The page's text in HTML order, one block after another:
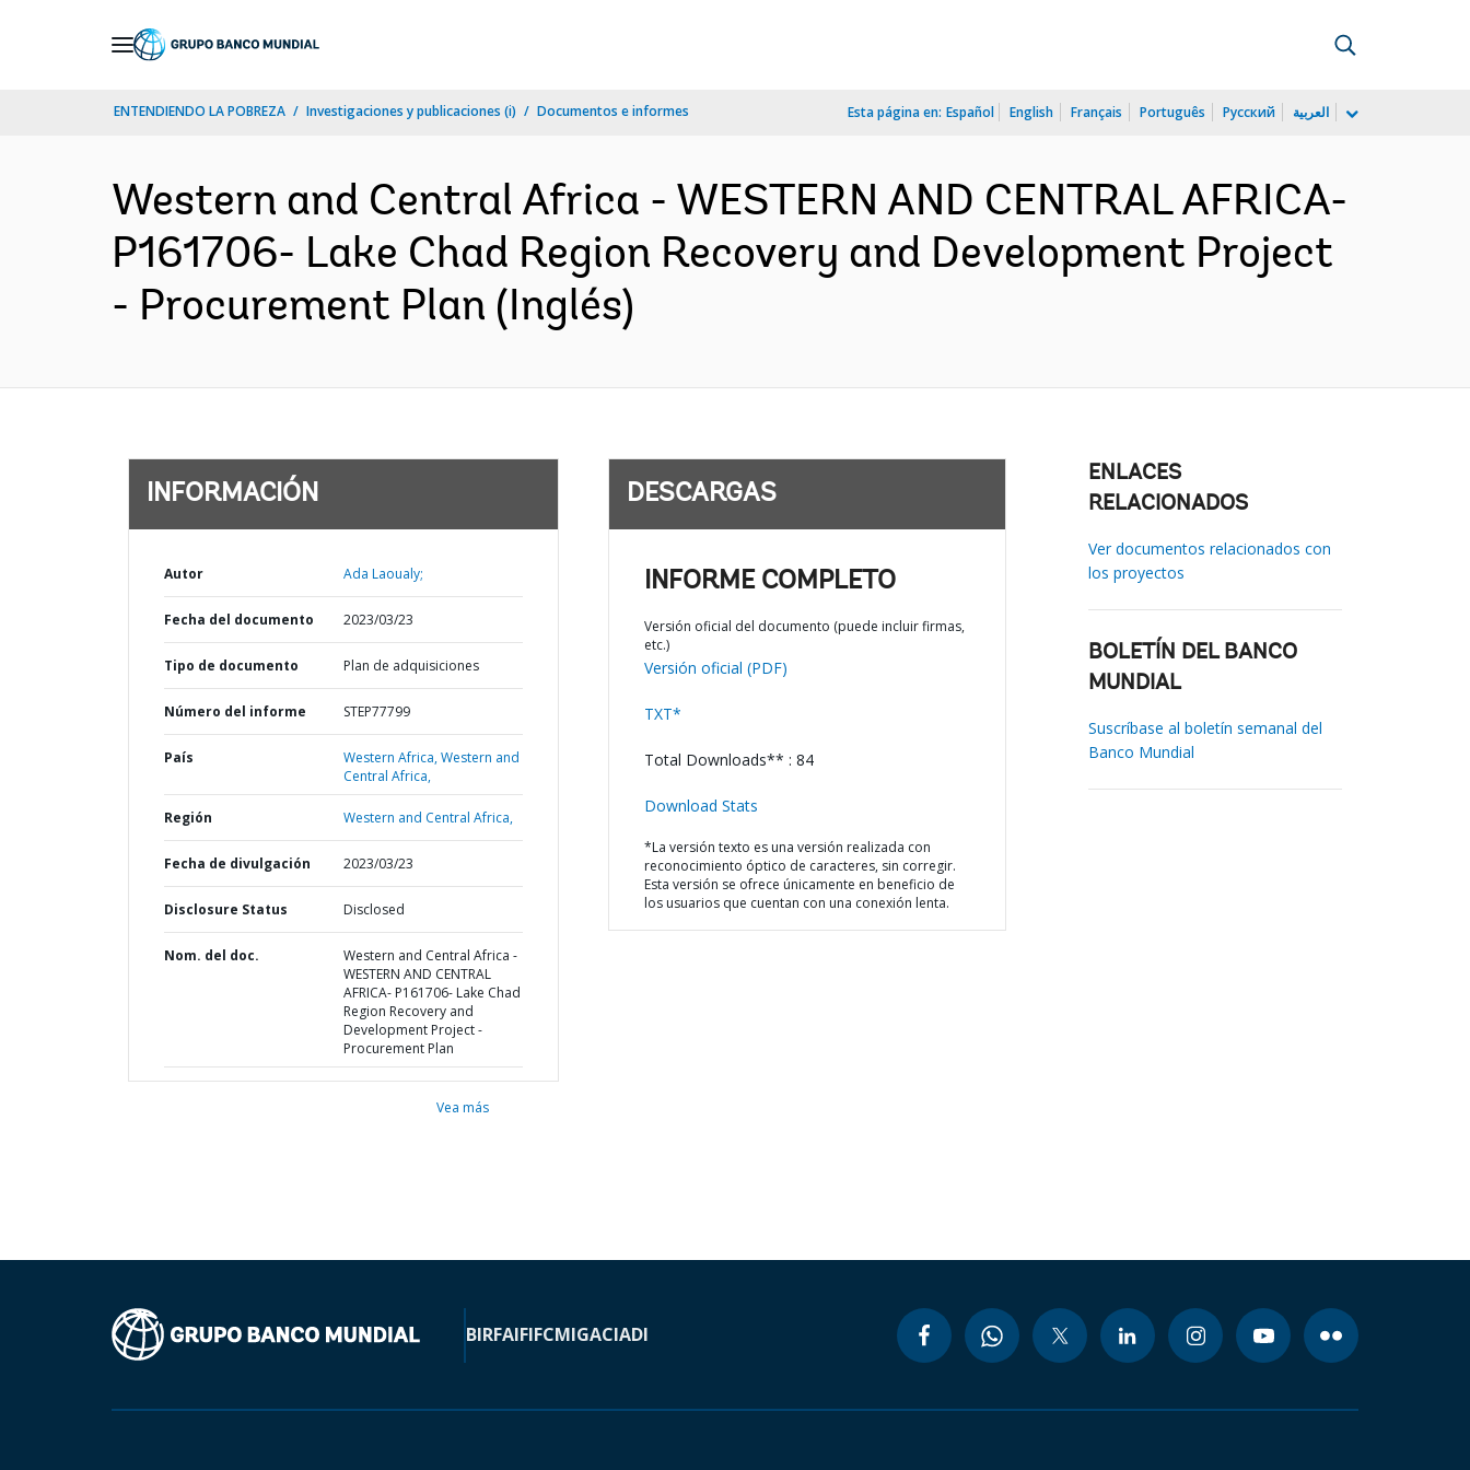
ENTENDIENDO LA POBREZA Investigaciones y publicaciones (i) Documentos e informes Esta página en: Español English Français Português Русский العربية
Western and Central Africa - WESTERN AND CENTRAL AFRICA-
P161706- Lake Chad Region Recovery and Development Project
- Procurement Plan (Inglés)
INFORMACIÓN
Autor Ada Laoualy;
Fecha del documento 2023/03/23
Tipo de documento Plan de adquisiciones
Número del informe STEP77799
País Western Africa,Western and
Central Africa,
Región Western and Central Africa,
Fecha de divulgación 2023/03/23
Disclosure Status Disclosed
Nom. del doc.
Western and Central Africa -
WESTERN AND CENTRAL
AFRICA- P161706- Lake Chad
Region Recovery and
Development Project -
Procurement Plan
Vea más
DESCARGAS
INFORME COMPLETO
Versión oficial del documento (puede incluir firmas,
etc.)
Versión oficial (PDF)
TXT*
Total Downloads** : 84
Download Stats
*La versión texto es una versión realizada con
reconocimiento óptico de caracteres, sin corregir.
Esta versión se ofrece únicamente en beneficio de
los usuarios que cuentan con una conexión lenta.
ENLACES
RELACIONADOS
Ver documentos relacionados con
los proyectos
BOLETÍN DEL BANCO
MUNDIAL
Suscríbase al boletín semanal del
Banco Mundial
BIRFAIFIFCMIGACIADI